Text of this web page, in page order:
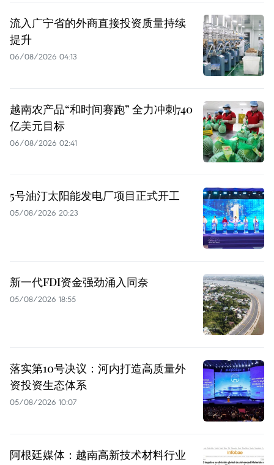
流入广宁省的外商直接投资质量持续
提升
06/08/2026 04:13
越南农产品“和时间赛跑” 全力冲刺740
亿美元目标
06/08/2026 02:41
5号油汀太阳能发电厂项目正式开工
05/08/2026 20:23
新一代FDI资金强劲涌入同奈
05/08/2026 18:55
落实第10号决议：河内打造高质量外
资投资生态体系
05/08/2026 10:07
阿根廷媒体：越南高新技术材料行业